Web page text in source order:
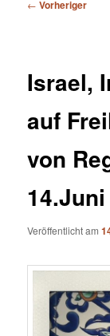
← Vorheriger
Israel,
auf
von
Veröffentlicht am